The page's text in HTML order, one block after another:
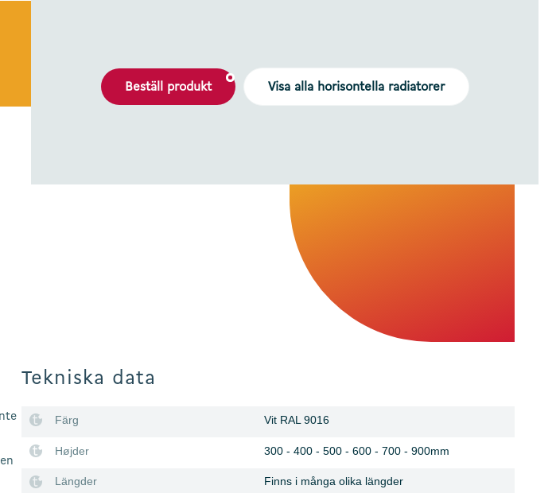
Beställ produkt Visa alla horisontella radiatorer
Tekniska data
Färg Vit RAL 9016
Højder 300 - 400 - 500 - 600 - 700 - 900mm
Längder Finns i många olika längder